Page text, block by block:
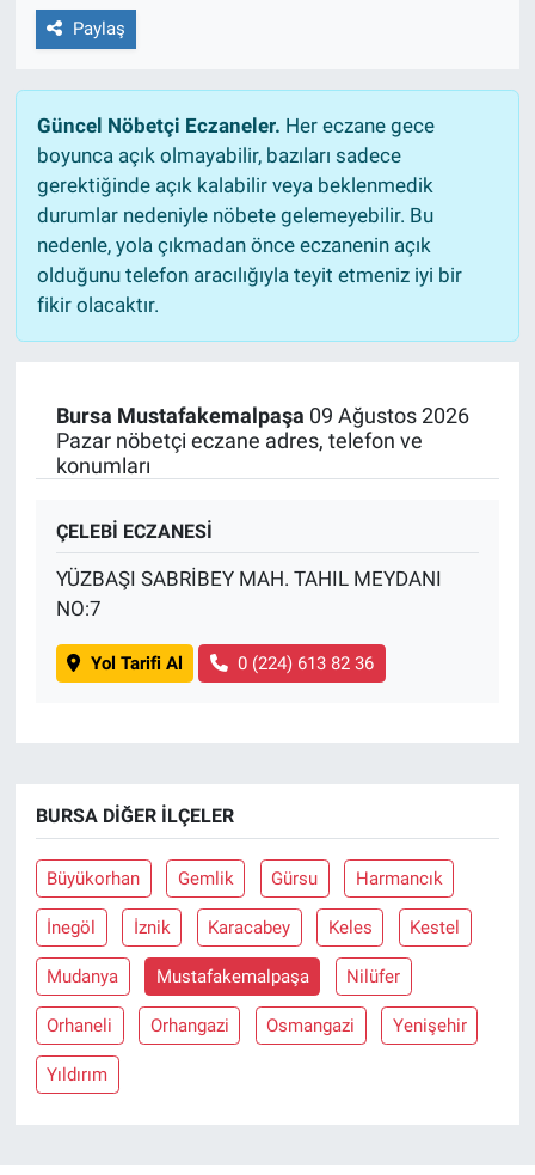
Paylaş
Güncel Nöbetçi Eczaneler. Her eczane gece
boyunca açık olmayabilir, bazıları sadece
gerektiğinde açık kalabilir veya beklenmedik
durumlar nedeniyle nöbete gelemeyebilir. Bu
nedenle, yola çıkmadan önce eczanenin açık
olduğunu telefon aracılığıyla teyit etmeniz iyi bir
fikir olacaktır.
Bursa Mustafakemalpaşa 09 Ağustos 2026
Pazar nöbetçi eczane adres, telefon ve
konumları
ÇELEBİ ECZANESİ
YÜZBAŞI SABRİBEY MAH. TAHIL MEYDANI
NO:7
Yol Tarifi Al 0 (224) 613 82 36
BURSA DIĞER İLÇELER
Büyükorhan Gemlik Gürsu Harmancık
İnegöl İznik Karacabey Keles Kestel
Mudanya Mustafakemalpaşa Nilüfer
Orhaneli Orhangazi Osmangazi Yenişehir
Yıldırım